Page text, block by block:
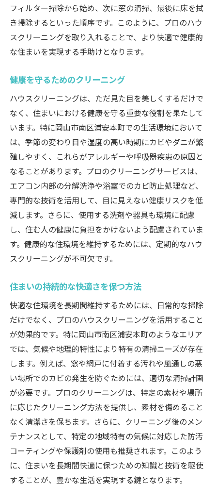
フィルター掃除から始め、次に窓の清掃、最後に床を拭
き掃除するといった順序です。このように、プロのハウ
スクリーニングを取り入れることで、より快適で健康的
な住まいを実現する手助けとなります。
健康を守るためのクリーニング
ハウスクリーニングは、ただ見た目を美しくするだけで
なく、住まいにおける健康を守る重要な役割を果たして
います。特に岡山市南区浦安本町での生活環境において
は、季節の変わり目や湿度の高い時期にカビやダニが繁
殖しやすく、これらがアレルギーや呼吸器疾患の原因と
なることがあります。プロのクリーニングサービスは、
エアコン内部の分解洗浄や浴室でのカビ防止処理など、
専門的な技術を活用して、目に見えない健康リスクを低
減します。さらに、使用する洗剤や器具も環境に配慮
し、住む人の健康に負担をかけないよう配慮されていま
す。健康的な住環境を維持するためには、定期的なハウ
スクリーニングが不可欠です。
住まいの持続的な快適さを保つ方法
快適な住環境を長期間維持するためには、日常的な掃除
だけでなく、プロのハウスクリーニングを活用すること
が効果的です。特に岡山市南区浦安本町のようなエリア
では、気候や地理的特性により特有の清掃ニーズが存在
します。例えば、窓や網戸に付着する汚れや風通しの悪
い場所でのカビの発生を防ぐためには、適切な清掃計画
が必要です。プロのクリーニングは、特定の素材や場所
に応じたクリーニング方法を提供し、素材を傷めること
なく清潔さを保ちます。さらに、クリーニング後のメン
テナンスとして、特定の地域特有の気候に対応した防汚
コーティングや保護剤の使用も推奨されます。このよう
に、住まいを長期間快適に保つための知識と技術を駆使
することが、豊かな生活を実現する鍵となります。